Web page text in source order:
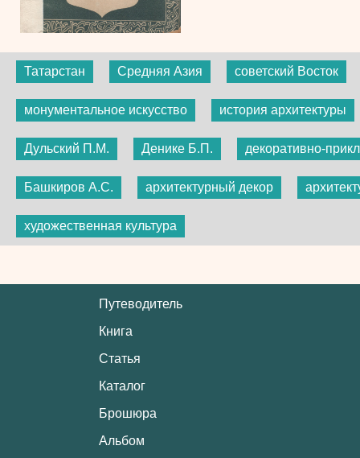
Татарстан Средняя Азия советский Восток
монументальное искусство история архитектуры
Дульский П.М. Денике Б.П. декоративно-
Башкиров А.С. архитектурный декор
художественная культура
Путеводитель
Книга
Статья
Каталог
Брошюра
Альбом